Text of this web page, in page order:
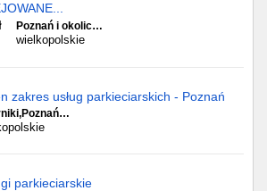
Poznań i okolic…
wielkopolskie
zakres usług parkieciarskich - Poznań
parkieciarskie